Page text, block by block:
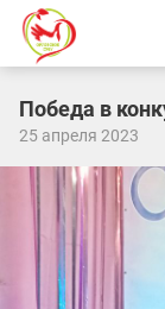
Победа в
25 апреля 2023